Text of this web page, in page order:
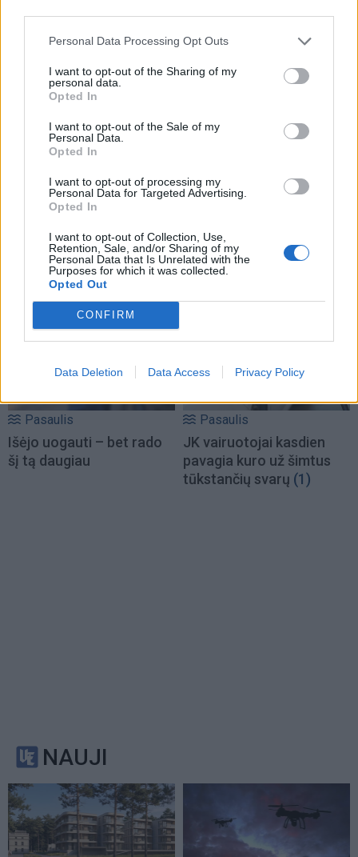
Personal Data Processing Opt Outs
I want to opt-out of the Sharing of my
personal data.
Opted In
I want to opt-out of the Sale of my
Personal Data.
Opted In
I want to opt-out of processing my
Personal Data for Targeted Advertising.
Opted In
I want to opt-out of Collection, Use,
Retention, Sale, and/or Sharing of my
Personal Data that Is Unrelated with the
Purposes for which it was collected.
Opted Out
CONFIRM
Data Deletion Data Access Privacy Policy
Ukraina turi metus –
paaiškino, kokią grėsmę
tai kelia
užsienio piliečių
Savaeigiai taksi gavo
teisę veikti Londone
JK nuteistas vyras, trejus
metus šaldiklyje laikęs...
Pasaulis
Išėjo uogauti – bet rado
šį tą daugiau
Pasaulis
JK vairuotojai kasdien
pavagia kuro už šimtus
tūkstančių svarų (1)
NAUJI